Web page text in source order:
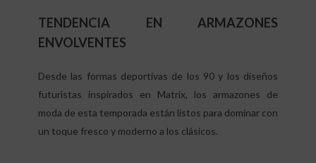
TENDENCIA EN ARMAZONES
ENVOLVENTES
Desde las formas deportivas de los 90 y los diseños
futuristas inspirados en Matrix, los armazones de
moda de esta temporada están listos para dominar con
un toque fresco y moderno a los clásicos.